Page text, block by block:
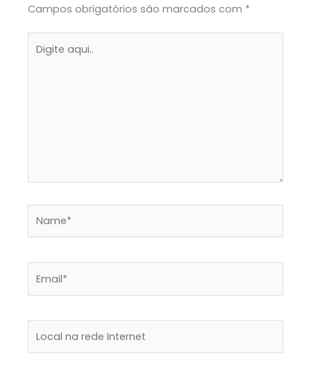
Campos obrigatórios são marcados com *
aqui..
na